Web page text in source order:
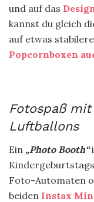
und auf das
kannst du gleich
auf etwas
Popcornboxen
Fotospaß
Luftballons
Ein „Photo Booth“
Foto-Automaten
beiden Instax